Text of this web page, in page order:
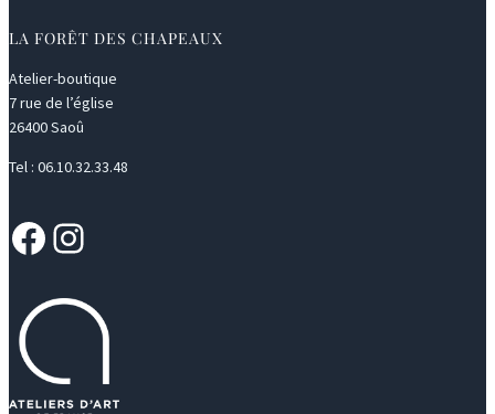
LA FORÊT DES CHAPEAUX
Atelier-boutique
7 rue de l’église
26400 Saoû
Tel : 06.10.32.33.48
Facebook Instagram